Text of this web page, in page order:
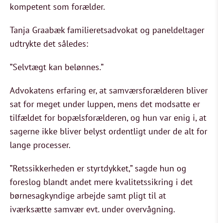
kompetent som forælder.
Tanja Graabæk familieretsadvokat og paneldeltager
udtrykte det således:
”Selvtægt kan belønnes.”
Advokatens erfaring er, at samværsforælderen bliver
sat for meget under luppen, mens det modsatte er
tilfældet for bopælsforælderen, og hun var enig i, at
sagerne ikke bliver belyst ordentligt under de alt for
lange processer.
”Retssikkerheden er styrtdykket,” sagde hun og
foreslog blandt andet mere kvalitetssikring i det
børnesagkyndige arbejde samt pligt til at
iværksætte samvær evt. under overvågning.